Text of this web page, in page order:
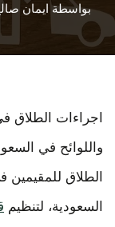
بواسطة ايمان
اجراءات الطلاق
واللوائح في
الطلاق للمقيمين
السعودية، لتنظيم